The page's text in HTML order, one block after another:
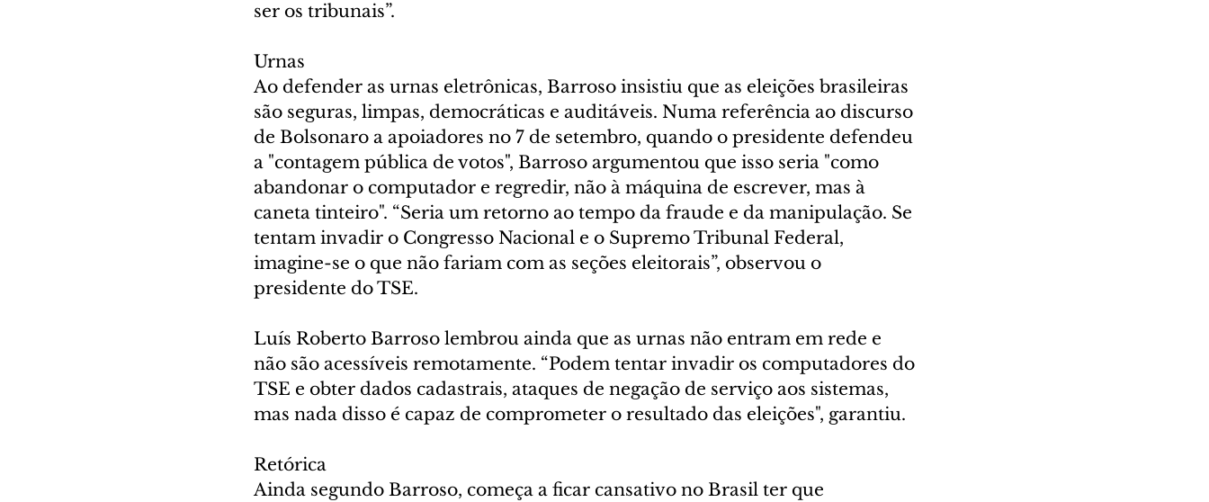
ser os tribunais”.
Urnas
Ao defender as urnas eletrônicas, Barroso insistiu que as eleições brasileiras
são seguras, limpas, democráticas e auditáveis. Numa referência ao discurso
de Bolsonaro a apoiadores no 7 de setembro, quando o presidente defendeu
a "contagem pública de votos", Barroso argumentou que isso seria "como
abandonar o computador e regredir, não à máquina de escrever, mas à
caneta tinteiro". “Seria um retorno ao tempo da fraude e da manipulação. Se
tentam invadir o Congresso Nacional e o Supremo Tribunal Federal,
imagine-se o que não fariam com as seções eleitorais”, observou o
presidente do TSE.
Luís Roberto Barroso lembrou ainda que as urnas não entram em rede e
não são acessíveis remotamente. “Podem tentar invadir os computadores do
TSE e obter dados cadastrais, ataques de negação de serviço aos sistemas,
mas nada disso é capaz de comprometer o resultado das eleições", garantiu.
Retórica
Ainda segundo Barroso, começa a ficar cansativo no Brasil ter que